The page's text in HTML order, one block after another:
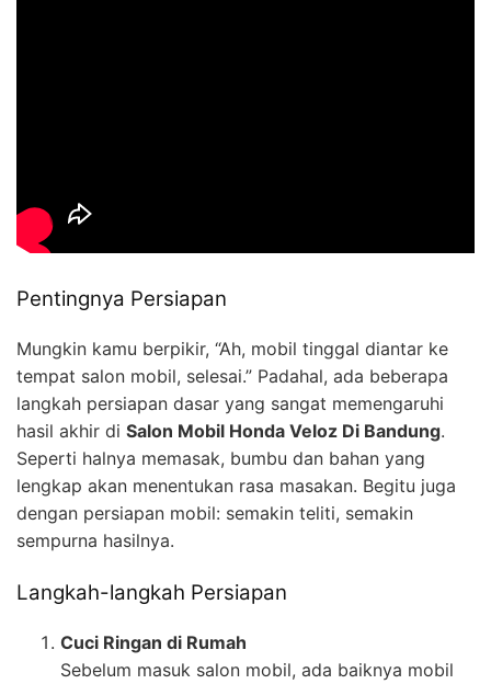
Pentingnya Persiapan
Mungkin kamu berpikir, “Ah, mobil tinggal diantar ke
tempat salon mobil, selesai.” Padahal, ada beberapa
langkah persiapan dasar yang sangat memengaruhi
hasil akhir di Salon Mobil Honda Veloz Di Bandung.
Seperti halnya memasak, bumbu dan bahan yang
lengkap akan menentukan rasa masakan. Begitu juga
dengan persiapan mobil: semakin teliti, semakin
sempurna hasilnya.
Langkah-langkah Persiapan
Cuci Ringan di Rumah
Sebelum masuk salon mobil, ada baiknya mobil